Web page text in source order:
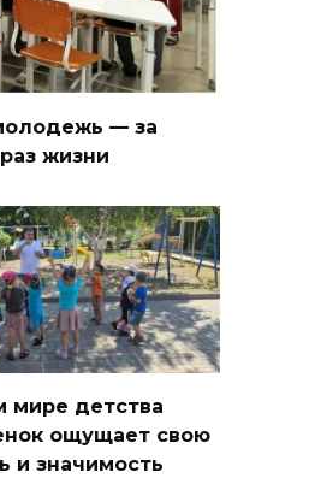
— за
жизни
мире детства
ощущает свою
и значимость